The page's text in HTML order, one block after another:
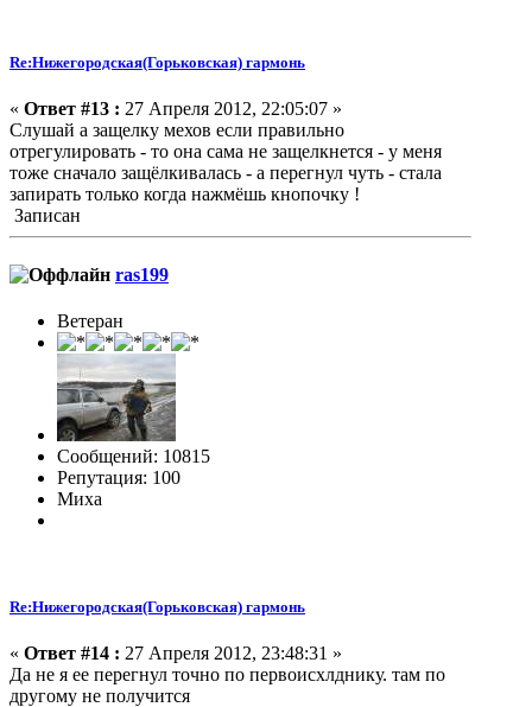
Re:Нижегородская(Горьковская) гармонь
« Ответ #13 : 27 Апреля 2012, 22:05:07 »
Слушай а защелку мехов если правильно
отрегулировать - то она сама не защелкнется - у меня
тоже сначало защёлкивалась - а перегнул чуть - стала
запирать только когда нажмёшь кнопочку !
Записан
ras199
Ветеран
Сообщений: 10815
Репутация: 100
Миха
Re:Нижегородская(Горьковская) гармонь
« Ответ #14 : 27 Апреля 2012, 23:48:31 »
Да не я ее перегнул точно по первоисхлднику. там по
другому не получится